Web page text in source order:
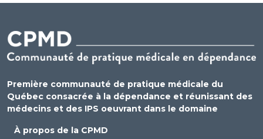
Première communauté de pratique médicale du
Québec consacrée à la dépendance et réunissant des
médecins et des IPS oeuvrant dans le domaine
À propos de la CPMD